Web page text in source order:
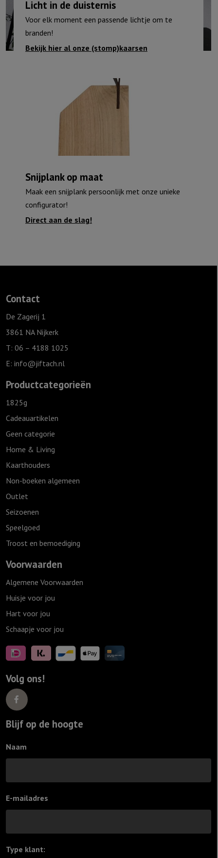
aantal
Licht in de duisternis
Voor elk moment een passende lichtje om te
branden!
Bekijk hier al onze (stomp)kaarsen
Snijplank op maat
Maak een snijplank persoonlijk met onze unieke
configurator!
Direct aan de slag!
Contact
De Zagerij 1
3861 NA Nijkerk
T: 06 – 4188 1025
E: info@jiftach.nl
Productcategorieën
1825g
Cadeauartikelen
Geen categorie
Home & Living
Kaarthouders
Non-boeken algemeen
Outlet
Seizoenen
Speelgoed
Troost en bemoediging
Voorwaarden
Algemene Voorwaarden
Huisje voor jou
Hart voor jou
Schaapje voor jou
Volg ons!
Blijf op de hoogte
Naam
E-mailadres
Type klant: